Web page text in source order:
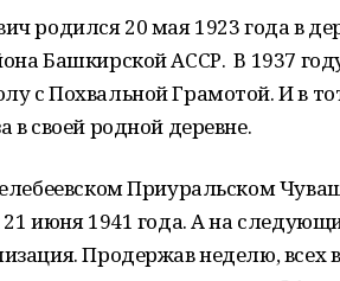
родился 20 мая 1923 года в
Башкирской АССР. В 1937
с Похвальной Грамотой. И в
в своей родной деревне.
Приуральском
июня 1941 года. А на
Продержав неделю,